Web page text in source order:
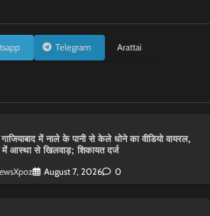
Telegram Arattai
में नाले के पानी से केले धोने का वीडियो वायरल,
में आस्था से खिलवाड़; शिकायत दर्ज
August 7, 2026 0